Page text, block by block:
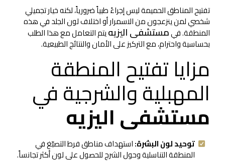
تفتيح المناطق الحميمة ليس إجراءً طبياً ضرورياً، لكنه خيار تجميلي
شخصي لمن ينزعجون من الاسمرار أو اختلاف لون الجلد في هذه
المنطقة. فيمستشفى اليزيهيتم التعامل مع هذا الطلب
بحساسية واحترام، مع التركيز على الأمان والنتائج الطبيعية.
مزايا تفتيح المنطقة
المهبلية والشرجية في
مستشفى اليزيه
توحيد لون البشرة:استهداف مناطق فرط التصبّغ في
المنطقة التناسلية وحول الشرج للحصول على لون أكثر تجانساً.